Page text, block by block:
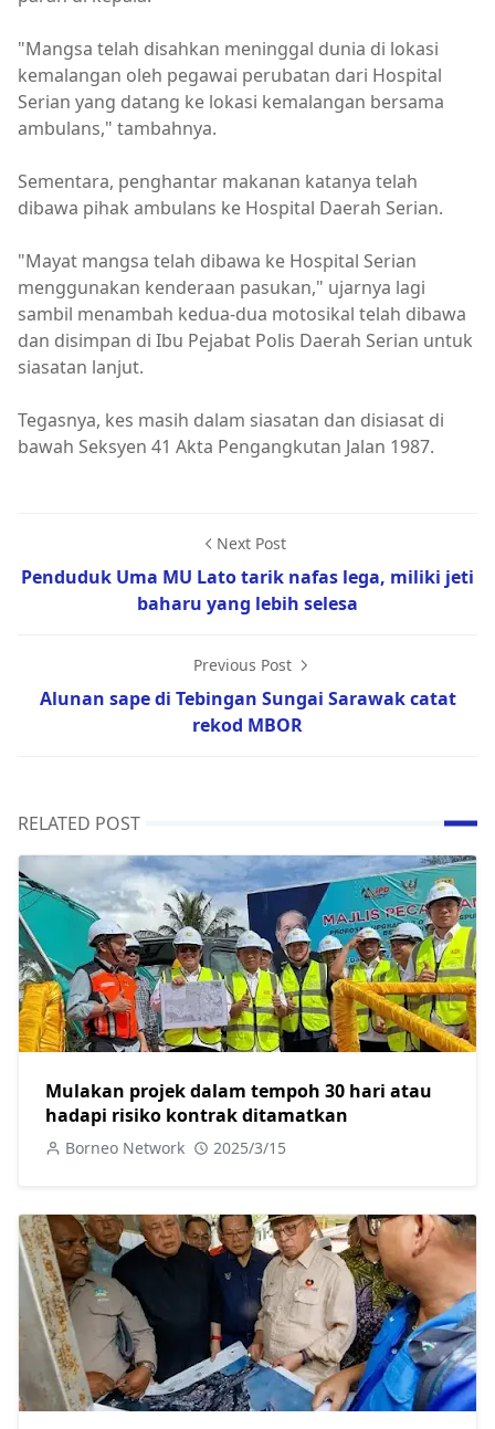
"Mangsa telah disahkan meninggal dunia di lokasi
kemalangan oleh pegawai perubatan dari Hospital
Serian yang datang ke lokasi kemalangan bersama
ambulans," tambahnya.
Sementara, penghantar makanan katanya telah
dibawa pihak ambulans ke Hospital Daerah Serian.
"Mayat mangsa telah dibawa ke Hospital Serian
menggunakan kenderaan pasukan," ujarnya lagi
sambil menambah kedua-dua motosikal telah dibawa
dan disimpan di Ibu Pejabat Polis Daerah Serian untuk
siasatan lanjut.
Tegasnya, kes masih dalam siasatan dan disiasat di
bawah Seksyen 41 Akta Pengangkutan Jalan 1987.
Next Post
Penduduk Uma MU Lato tarik nafas lega, miliki jeti
baharu yang lebih selesa
Previous Post
Alunan sape di Tebingan Sungai Sarawak catat
rekod MBOR
RELATED POST
Mulakan projek dalam tempoh 30 hari atau
hadapi risiko kontrak ditamatkan
Borneo Network 2025/3/15